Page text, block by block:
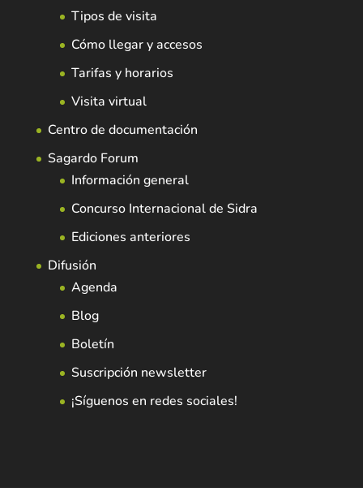
Tipos de visita
Cómo llegar y accesos
Tarifas y horarios
Visita virtual
Centro de documentación
Sagardo Forum
Información general
Concurso Internacional de Sidra
Ediciones anteriores
Difusión
Agenda
Blog
Boletín
Suscripción newsletter
¡Síguenos en redes sociales!